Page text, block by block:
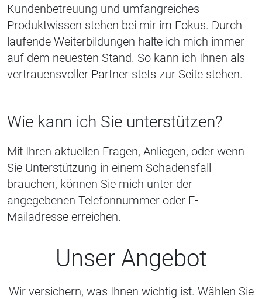
Kundenbetreuung und umfangreiches
Produktwissen stehen bei mir im Fokus. Durch
laufende Weiterbildungen halte ich mich immer
auf dem neuesten Stand. So kann ich Ihnen als
vertrauensvoller Partner stets zur Seite stehen.
Wie kann ich Sie unterstützen?
Mit Ihren aktuellen Fragen, Anliegen, oder wenn
Sie Unterstützung in einem Schadensfall
brauchen, können Sie mich unter der
angegebenen Telefonnummer oder E-
Mailadresse erreichen.
Unser Angebot
Wir versichern, was Ihnen wichtig ist. Wählen Sie